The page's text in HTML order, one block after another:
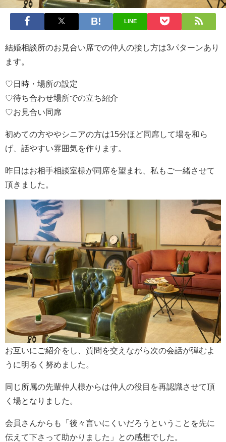
LINE
結婚相談所のお見合い席での仲人の接し方は3パターンあり
ます。
♡日時・場所の設定
♡待ち合わせ場所での立ち紹介
♡お見合い同席
初めての方ややシニアの方は15分ほど同席して場を和ら
げ、話やすい雰囲気を作ります。
昨日はお相手相談室様が同席を望まれ、私もご一緒させて
頂きました。
お互いにご紹介をし、質問を交えながら次の会話が弾むよ
うに明るく努めました。
同じ所属の先輩仲人様からは仲人の役目を再認識させて頂
く場となりました。
会員さんからも「後々言いにくいだろうということを先に
伝えて下さって助かりました」との感想でした。